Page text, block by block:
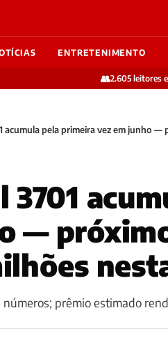
ENTRETENIMENTO
👥2.605 leitores
acumula pela primeira vez em junho
3701
—
números; prêmio estimado